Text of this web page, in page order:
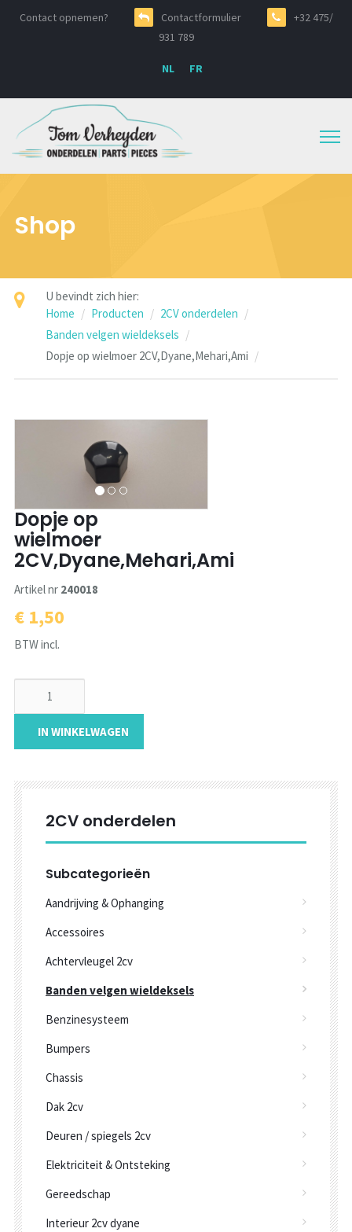
Contact opnemen? Contactformulier
+32 475/
931 789
NL FR
Shop
U bevindt zich hier:
Home
Producten
2CV onderdelen
Banden velgen wieldeksels
Dopje op wielmoer 2CV,Dyane,Mehari,Ami
Dopje op
wielmoer
2CV,Dyane,Mehari,Ami
Artikel nr 240018
€ 1,50
BTW incl.
IN WINKELWAGEN
2CV onderdelen
Subcategorieën
Aandrijving & Ophanging
Accessoires
Achtervleugel 2cv
Banden velgen wieldeksels
Benzinesysteem
Bumpers
Chassis
Dak 2cv
Deuren / spiegels 2cv
Elektriciteit & Ontsteking
Gereedschap
Interieur 2cv dyane